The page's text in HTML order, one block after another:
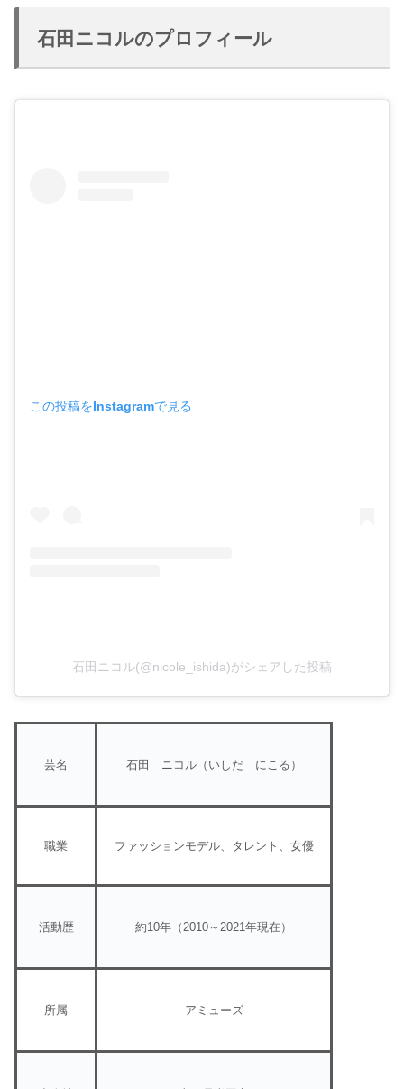
石田ニコルのプロフィール
この投稿をInstagramで見る
石田ニコル(@nicole_ishida)がシェアした投稿
芸名 石田 ニコル（いしだ にこる）
職業 ファッションモデル、タレント、女優
活動歴 約10年（2010～2021年現在）
所属 アミューズ